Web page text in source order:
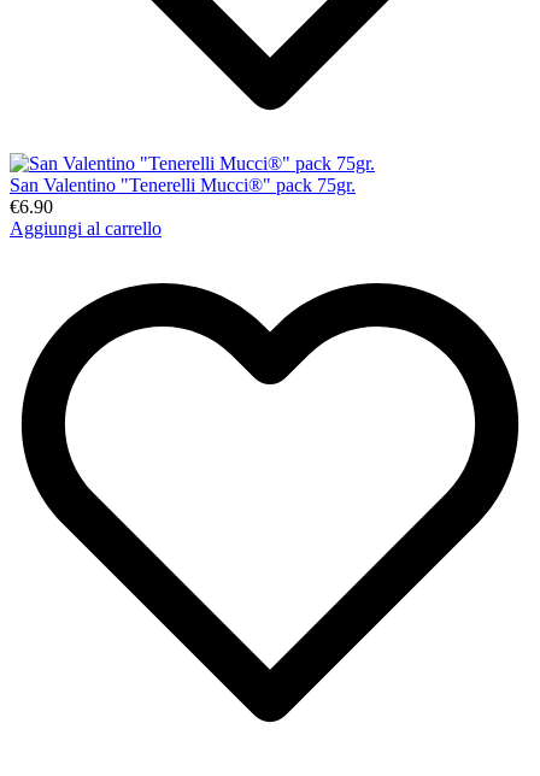
San Valentino "Tenerelli Mucci®" pack 75gr.
€6.90
Aggiungi al carrello